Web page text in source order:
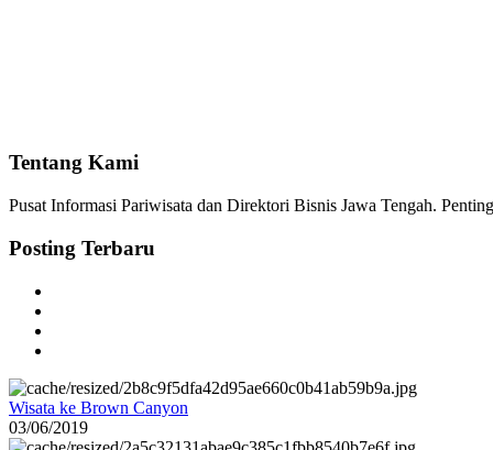
Tentang Kami
Pusat Informasi Pariwisata dan Direktori Bisnis Jawa Tengah.
Posting Terbaru
Wisata ke Brown Canyon
03/06/2019